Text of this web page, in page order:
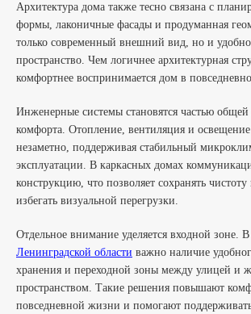
Архитектура дома также тесно связана с
формы, лаконичные фасады и продуманная
только современный внешний вид, но и
пространство. Чем логичнее архитектурная
комфортнее воспринимается дом в
Инженерные системы становятся частью
комфорта. Отопление, вентиляция и
незаметно, поддерживая стабильный
эксплуатации. В каркасных домах
конструкцию, что позволяет сохранять чистоту
избегать визуальной перегрузки.
Отдельное внимание уделяется входной зоне.
Ленинградской области важно наличие
хранения и переходной зоны между улицей и
пространством. Такие решения повышают
повседневной жизни и помогают